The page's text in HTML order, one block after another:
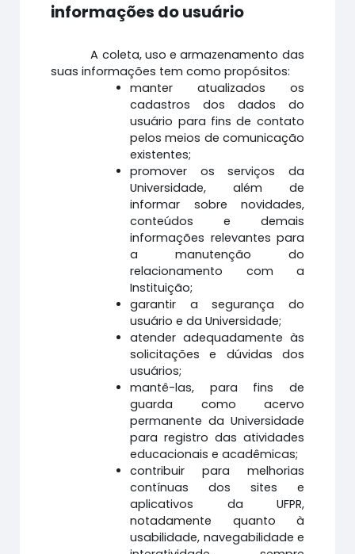
informações do usuário
A coleta, uso e armazenamento das
suas informações tem como propósitos:
manter atualizados os
cadastros dos dados do
usuário para fins de contato
pelos meios de comunicação
existentes;
promover os serviços da
Universidade, além de
informar sobre novidades,
conteúdos e demais
informações relevantes para
a manutenção do
relacionamento com a
Instituição;
garantir a segurança do
usuário e da Universidade;
atender adequadamente às
solicitações e dúvidas dos
usuários;
mantê-las, para fins de
guarda como acervo
permanente da Universidade
para registro das atividades
educacionais e acadêmicas;
contribuir para melhorias
contínuas dos sites e
aplicativos da UFPR,
notadamente quanto à
usabilidade, navegabilidade e